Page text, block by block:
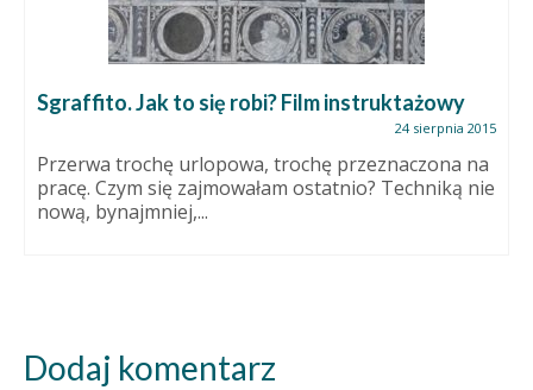
Sgraffito. Jak to się robi? Film instruktażowy
24 sierpnia 2015
Przerwa trochę urlopowa, trochę przeznaczona na
pracę. Czym się zajmowałam ostatnio? Techniką nie
nową, bynajmniej,...
Dodaj komentarz